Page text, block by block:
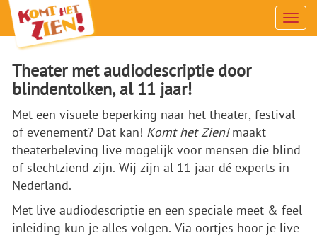
Menu
Theater met audiodescriptie door
blindentolken, al 11 jaar!
Met een visuele beperking naar het theater, festival
of evenement? Dat kan! Komt het Zien!maakt
theaterbeleving live mogelijk voor mensen die blind
of slechtziend zijn. Wij zijn al 11 jaar dé experts in
Nederland.
Met live audiodescriptie en een speciale meet & feel
inleiding kun je alles volgen. Via oortjes hoor je live